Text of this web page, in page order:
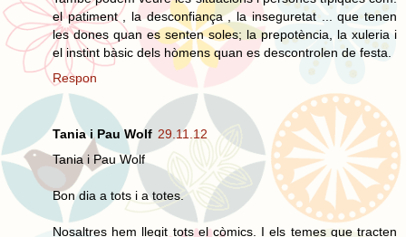
el patiment , la desconfiança , la inseguretat ... que tenen
les dones quan es senten soles; la prepotència, la xuleria i
el instint bàsic dels hòmens quan es descontrolen de festa.
Respon
Tania i Pau Wolf 29.11.12
Tania i Pau Wolf
Bon dia a tots i a totes.
Nosaltres hem llegit tots el còmics. I els temes que tracten